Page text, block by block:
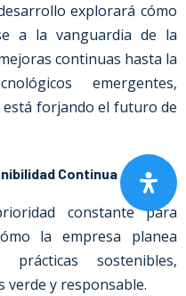
explorará cómo
a la vanguardia de la
continuas hasta la
emergentes,
está forjando el futuro de
Continua
constante para
la empresa planea
sostenibles,
y responsable.